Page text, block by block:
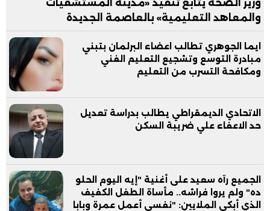
وزير الصحة يتابع تنفيذ «مدينة المستشفيات
والمعاهد التعليمية» بالعاصمة الجديدة
ايما الجوهري تطالب اعضاء البرلمان بتبني
مبادرة التوسع وتشجيع التعليم الفني
ومكافحة التسرب من التعليم
الاتحادي الديمقراطي يطالب بدراسة تعديل
حد الاعفاء علي ضريبة السكن
الجميع رآه سعيد على أغنية "إيه اليوم الحلو
ده" ولم يروا فراشه.. مأساة الطفل الكفيف
الذي أبكى الملايين: "نفسي أعمل عمرة وبابا